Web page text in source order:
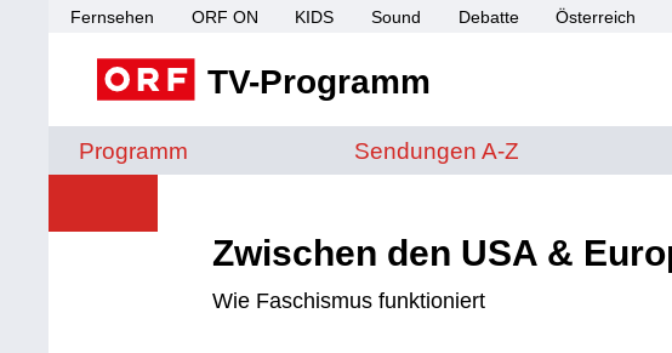
Fernsehen ORF ON KIDS Sound Debatte Österreich
TV-Programm
Programm Sendungen von A bis Z
Sendungen A-Z
Zwischen den USA &
Wie Faschismus funktioniert